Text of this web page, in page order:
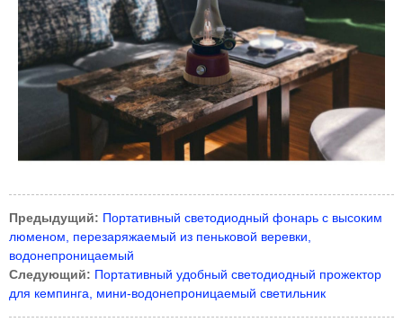
Предыдущий: Портативный светодиодный фонарь с высоким
люменом, перезаряжаемый из пеньковой веревки,
водонепроницаемый
Следующий: Портативный удобный светодиодный прожектор
для кемпинга, мини-водонепроницаемый светильник